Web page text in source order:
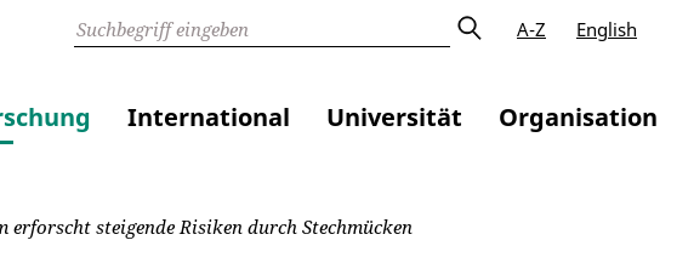
A-Z English
International Universität Organisation
steigende Risiken durch Stechmücken